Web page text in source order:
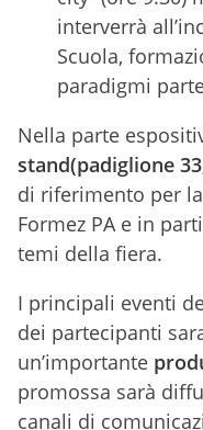
interverrà
Scuola,
paradigmi
Nella parte
stand(padiglione
di riferimento per
Formez PA e in
temi della fiera.
I principali eventi
dei partecipanti
un’importante
promossa sarà
canali di